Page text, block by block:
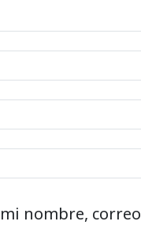
nombre, correo